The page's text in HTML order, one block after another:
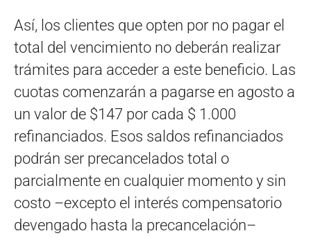
Así, los clientes que opten por no pagar el
total del vencimiento no deberán realizar
trámites para acceder a este beneficio. Las
cuotas comenzarán a pagarse en agosto a
un valor de $147 por cada $ 1.000
refinanciados. Esos saldos refinanciados
podrán ser precancelados total o
parcialmente en cualquier momento y sin
costo –excepto el interés compensatorio
devengado hasta la precancelación–